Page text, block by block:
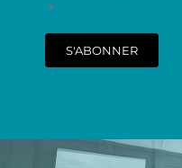
*
S'ABONNER